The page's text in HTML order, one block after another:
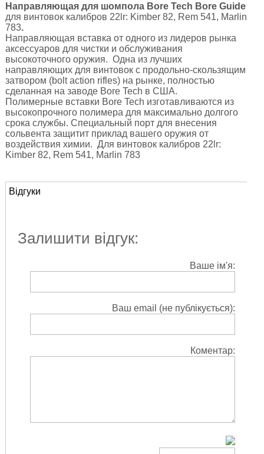
Направляющая для шомпола Bore Tech Bore Guide
для винтовок калибров 22lr: Kimber 82, Rem 541, Marlin
783.
Направляющая вставка от одного из лидеров рынка
аксессуаров для чистки и обслуживания
высокоточного оружия. Одна из лучших
направляющих для винтовок с продольно-скользящим
затвором (bolt action rifles) на рынке, полностью
сделанная на заводе Bore Tech в США.
Полимерные вставки Bore Tech изготавливаются из
высокопрочного полимера для максимально долгого
срока службы. Специальный порт для внесения
сольвента защитит приклад вашего оружия от
воздействия химии. Для винтовок калибров 22lr:
Kimber 82, Rem 541, Marlin 783
Відгуки
Залишити відгук:
Ваше ім'я:
Ваш email (не публікується):
Коментар: